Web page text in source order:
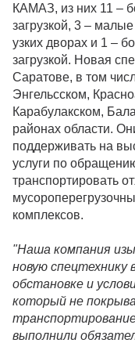
КАМАЗ, из них 11 –
загрузкой, 3 –
узких дворах и 1 –
загрузкой. Новая
Саратове, в том
Энгельсском,
Карабулакском,
районах области.
поддерживать на
услуги по
транспортировать
комплексов.
"Наша компания
новую спецтехнику
обстановке и
который не
выполнили